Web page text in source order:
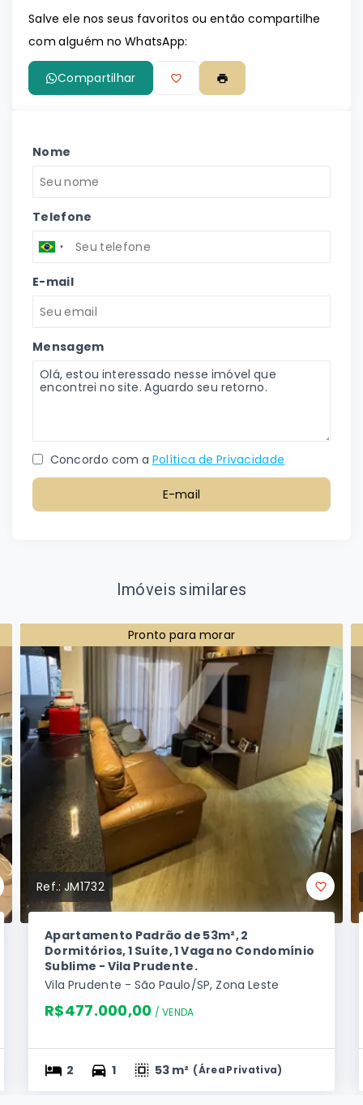
Salve ele nos seus favoritos ou então compartilhe
com alguém no WhatsApp:
Compartilhar
Nome
Telefone
E-mail
Mensagem
Concordo com a Política de Privacidade
E-mail
Imóveis similares
Pronto para morar
Ref.:JM1732
Apartamento Padrão de 53m², 2
Dormitórios, 1 Suíte, 1 Vaga no Condomínio
Sublime - Vila Prudente.
Vila Prudente - São Paulo/SP, Zona Leste
R$477.000,00 / VENDA
2 1 53 m² (Área Privativa)